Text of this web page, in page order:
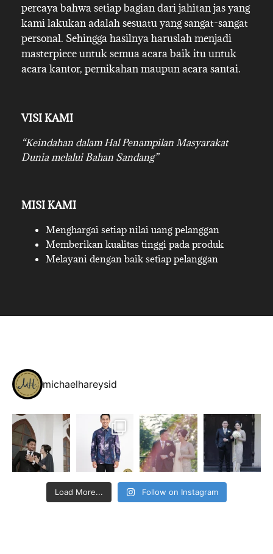
percaya bahwa setiap bagian dari jahitan jas yang
kami lakukan adalah sesuatu yang sangat-sangat
personal. Sehingga hasilnya haruslah menjadi
masterpiece untuk semua acara baik itu untuk
acara kantor, pernikahan maupun acara santai.
VISI KAMI
“Keindahan dalam Hal Penampilan Masyarakat
Dunia melalui Bahan Sandang”
MISI KAMI
Menghargai setiap nilai uang pelanggan
Memberikan kualitas tinggi pada produk
Melayani dengan baik setiap pelanggan
michaelhareysid
Load More... Follow on Instagram